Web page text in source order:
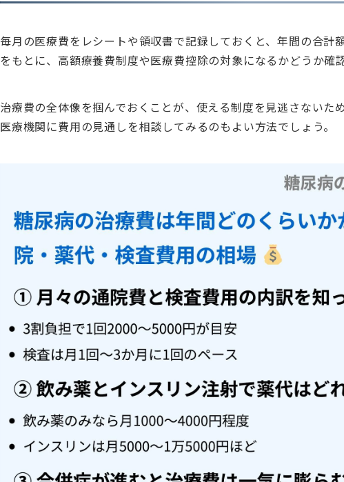
毎月の医療費をレシートや領収書で記録しておくと、年間の合計
をもとに、高額療養費制度や医療費控除の対象になるかどうか確
治療費の全体像を掴んでおくことが、使える制度を見逃さないた
医療機関に費用の見通しを相談してみるのもよい方法でしょう。